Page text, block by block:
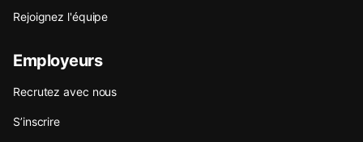
Rejoignez l'équipe
Employeurs
Recrutez avec nous
S’inscrire